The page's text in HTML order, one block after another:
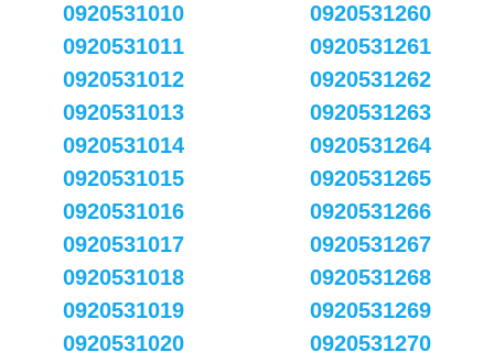
0920531010
0920531011
0920531012
0920531013
0920531014
0920531015
0920531016
0920531017
0920531018
0920531019
0920531020
0920531260
0920531261
0920531262
0920531263
0920531264
0920531265
0920531266
0920531267
0920531268
0920531269
0920531270